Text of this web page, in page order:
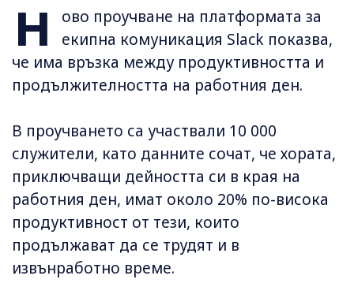
Н
ово проучване на платформата за
екипна комуникация Slack показва,
че има връзка между продуктивността и
продължителността на работния ден.
В проучването са участвали 10 000
служители, като данните сочат, че хората,
приключващи дейността си в края на
работния ден, имат около 20% по-висока
продуктивност от тези, които
продължават да се трудят и в
извънработно време.